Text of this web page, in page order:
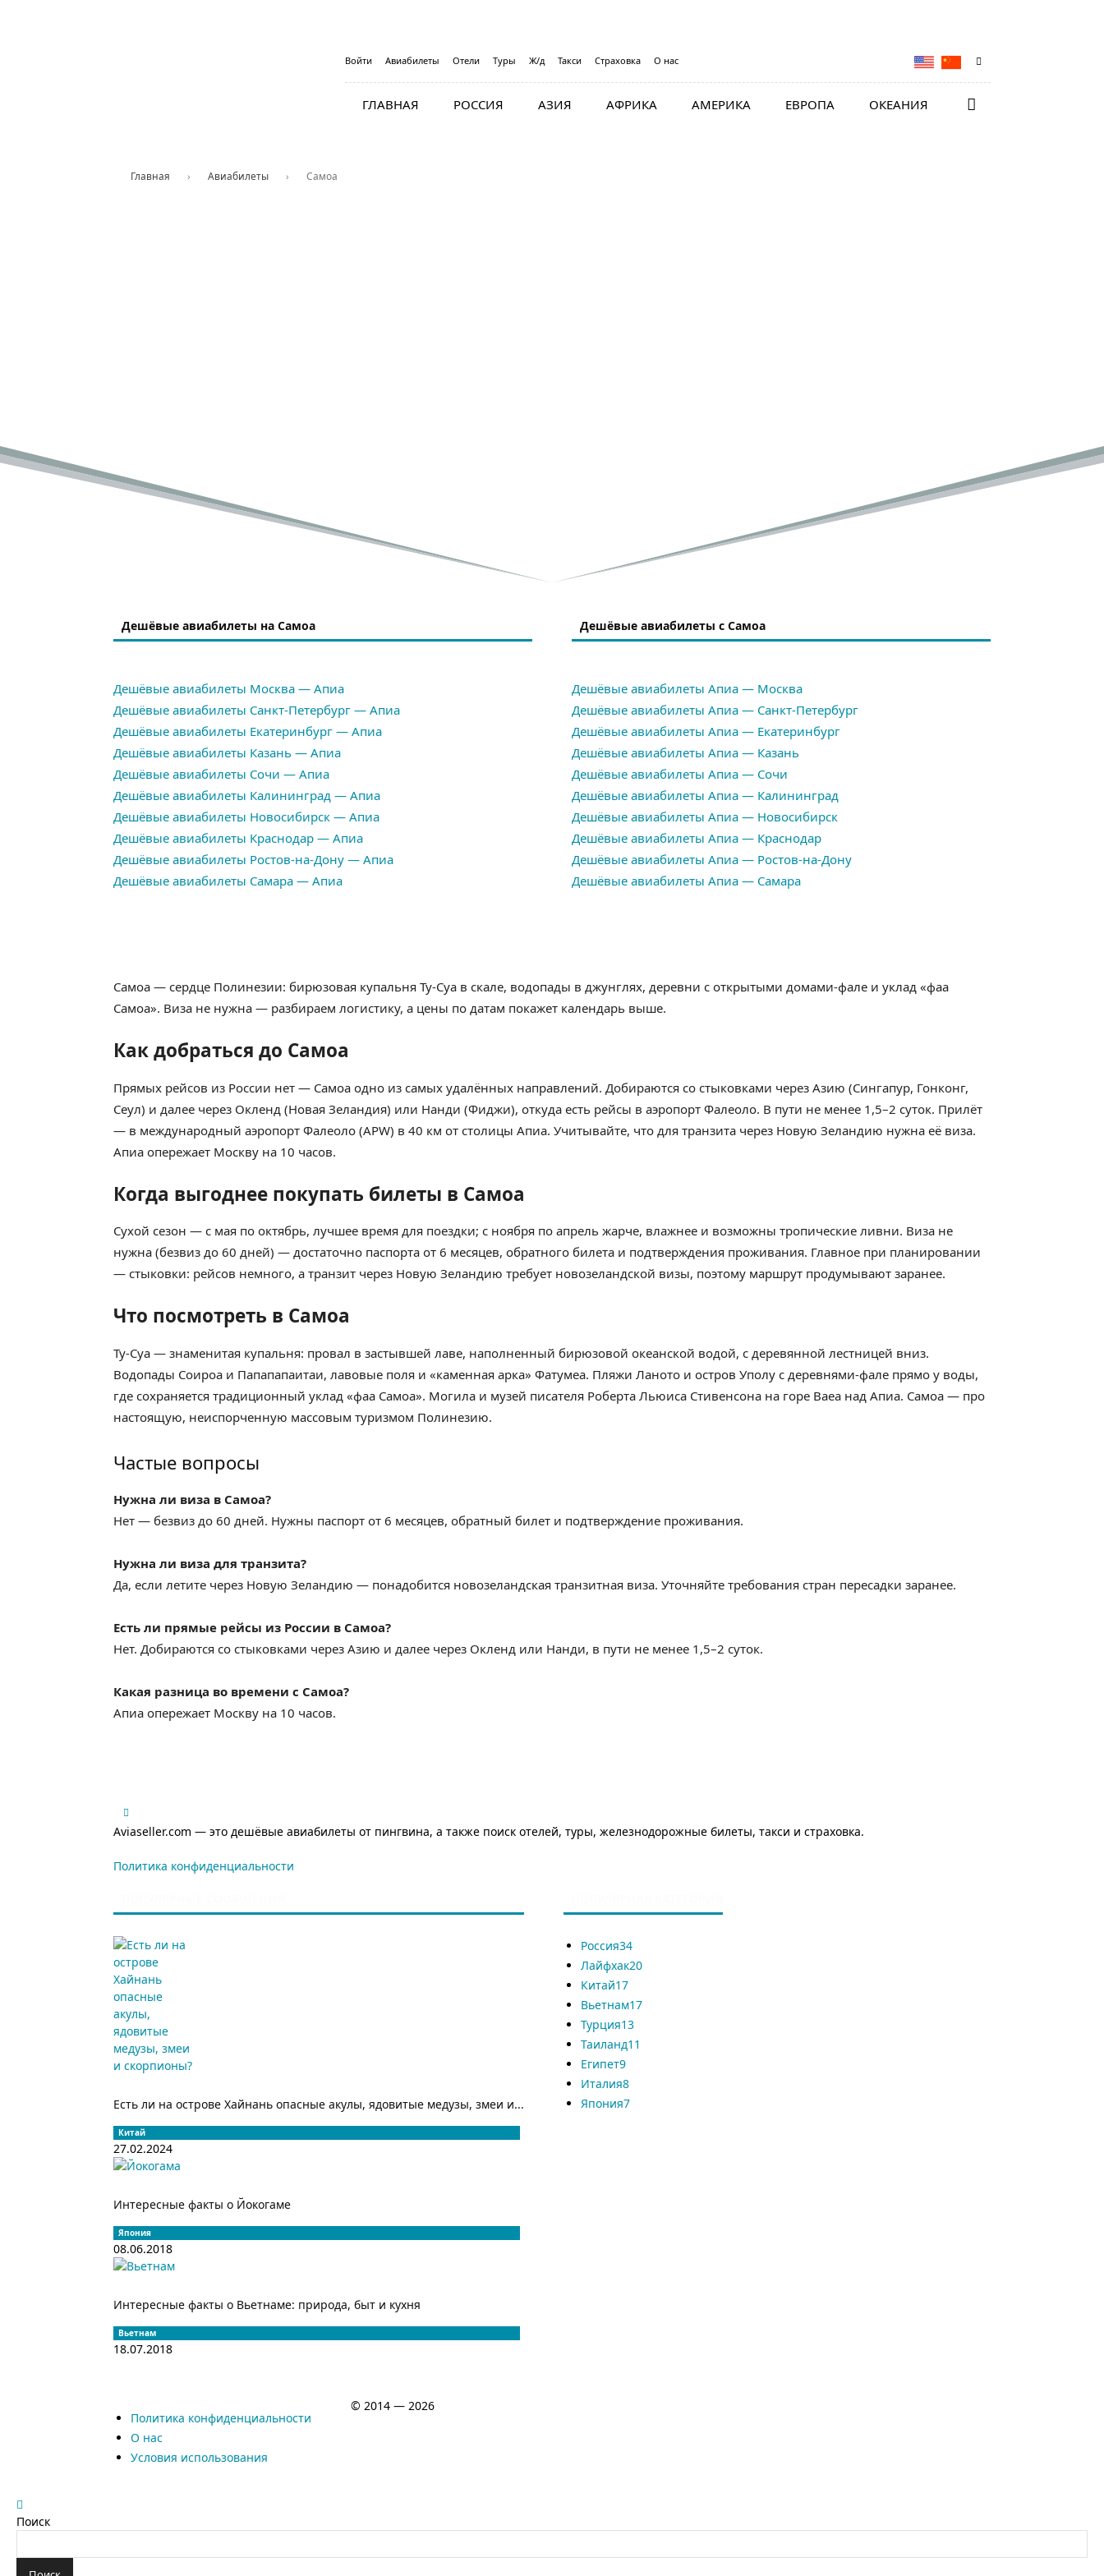
Войти Авиабилеты Отели Туры Ж/д Такси Страховка О нас
ГЛАВНАЯ РОССИЯ АЗИЯ АФРИКА АМЕРИКА ЕВРОПА ОКЕАНИЯ
Главная › Авиабилеты › Самоа
Дешёвые авиабилеты на Самоа
Дешёвые авиабилеты Москва — Апиа
Дешёвые авиабилеты Санкт-Петербург — Апиа
Дешёвые авиабилеты Екатеринбург — Апиа
Дешёвые авиабилеты Казань — Апиа
Дешёвые авиабилеты Сочи — Апиа
Дешёвые авиабилеты Калининград — Апиа
Дешёвые авиабилеты Новосибирск — Апиа
Дешёвые авиабилеты Краснодар — Апиа
Дешёвые авиабилеты Ростов-на-Дону — Апиа
Дешёвые авиабилеты Самара — Апиа
Дешёвые авиабилеты с Самоа
Дешёвые авиабилеты Апиа — Москва
Дешёвые авиабилеты Апиа — Санкт-Петербург
Дешёвые авиабилеты Апиа — Екатеринбург
Дешёвые авиабилеты Апиа — Казань
Дешёвые авиабилеты Апиа — Сочи
Дешёвые авиабилеты Апиа — Калининград
Дешёвые авиабилеты Апиа — Новосибирск
Дешёвые авиабилеты Апиа — Краснодар
Дешёвые авиабилеты Апиа — Ростов-на-Дону
Дешёвые авиабилеты Апиа — Самара
Самоа — сердце Полинезии: бирюзовая купальня Ту-Суа в скале, водопады в джунглях, деревни с открытыми домами-фале и уклад «фаа
Самоа». Виза не нужна — разбираем логистику, а цены по датам покажет календарь выше.
Как добраться до Самоа
Прямых рейсов из России нет — Самоа одно из самых удалённых направлений. Добираются со стыковками через Азию (Сингапур, Гонконг,
Сеул) и далее через Окленд (Новая Зеландия) или Нанди (Фиджи), откуда есть рейсы в аэропорт Фалеоло. В пути не менее 1,5–2 суток. Прилёт
— в международный аэропорт Фалеоло (APW) в 40 км от столицы Апиа. Учитывайте, что для транзита через Новую Зеландию нужна её виза.
Апиа опережает Москву на 10 часов.
Когда выгоднее покупать билеты в Самоа
Сухой сезон — с мая по октябрь, лучшее время для поездки; с ноября по апрель жарче, влажнее и возможны тропические ливни. Виза не
нужна (безвиз до 60 дней) — достаточно паспорта от 6 месяцев, обратного билета и подтверждения проживания. Главное при планировании
— стыковки: рейсов немного, а транзит через Новую Зеландию требует новозеландской визы, поэтому маршрут продумывают заранее.
Что посмотреть в Самоа
Ту-Суа — знаменитая купальня: провал в застывшей лаве, наполненный бирюзовой океанской водой, с деревянной лестницей вниз.
Водопады Соироа и Папапапаитаи, лавовые поля и «каменная арка» Фатумеа. Пляжи Ланото и остров Уполу с деревнями-фале прямо у воды,
где сохраняется традиционный уклад «фаа Самоа». Могила и музей писателя Роберта Льюиса Стивенсона на горе Ваеа над Апиа. Самоа — про
настоящую, неиспорченную массовым туризмом Полинезию.
Частые вопросы
Нужна ли виза в Самоа?
Нет — безвиз до 60 дней. Нужны паспорт от 6 месяцев, обратный билет и подтверждение проживания.
Нужна ли виза для транзита?
Да, если летите через Новую Зеландию — понадобится новозеландская транзитная виза. Уточняйте требования стран пересадки заранее.
Есть ли прямые рейсы из России в Самоа?
Нет. Добираются со стыковками через Азию и далее через Окленд или Нанди, в пути не менее 1,5–2 суток.
Какая разница во времени с Самоа?
Апиа опережает Москву на 10 часов.
Aviaseller.com — это дешёвые авиабилеты от пингвина, а также поиск отелей, туры, железнодорожные билеты, такси и страховка.
Политика конфиденциальности
Есть ли на острове Хайнань опасные акулы, ядовитые медузы, змеи и...
Китай
27.02.2024
Интересные факты о Йокогаме
Япония
08.06.2018
Интересные факты о Вьетнаме: природа, быт и кухня
Вьетнам
18.07.2018
Россия34
Лайфхак20
Китай17
Вьетнам17
Турция13
Таиланд11
Египет9
Италия8
Япония7
Политика конфиденциальности
О нас
Условия использования
© 2014 — 2026
Поиск